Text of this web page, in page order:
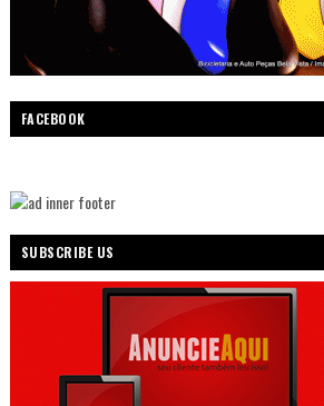
FACEBOOK
SUBSCRIBE US